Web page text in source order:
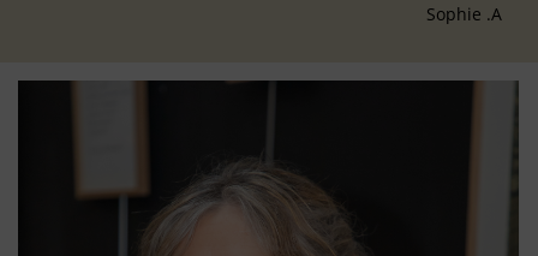
Sophie .A